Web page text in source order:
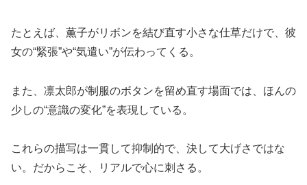
たとえば、薫子がリボンを結び直す小さな仕草だけで、彼
女の“緊張”や“気遣い”が伝わってくる。
また、凛太郎が制服のボタンを留め直す場面では、ほんの
少しの“意識の変化”を表現している。
これらの描写は一貫して抑制的で、決して大げさではな
い。だからこそ、リアルで心に刺さる。